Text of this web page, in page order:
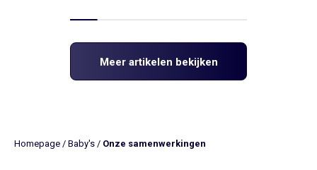
Meer artikelen bekijken
Homepage / Baby's / Onze samenwerkingen